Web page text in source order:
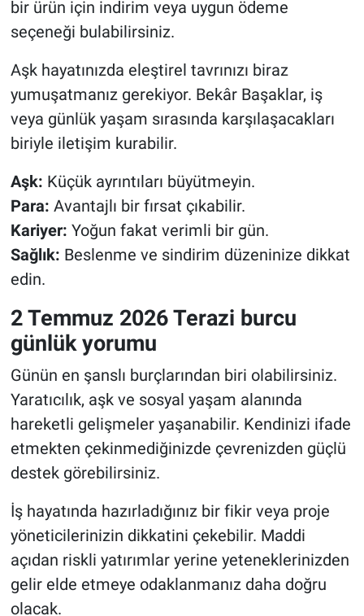
bir ürün için indirim veya uygun ödeme
seçeneği bulabilirsiniz.
Aşk hayatınızda eleştirel tavrınızı biraz
yumuşatmanız gerekiyor. Bekâr Başaklar, iş
veya günlük yaşam sırasında karşılaşacakları
biriyle iletişim kurabilir.
Aşk: Küçük ayrıntıları büyütmeyin.
Para: Avantajlı bir fırsat çıkabilir.
Kariyer: Yoğun fakat verimli bir gün.
Sağlık: Beslenme ve sindirim düzeninize dikkat
edin.
2 Temmuz 2026 Terazi burcu
günlük yorumu
Günün en şanslı burçlarından biri olabilirsiniz.
Yaratıcılık, aşk ve sosyal yaşam alanında
hareketli gelişmeler yaşanabilir. Kendinizi ifade
etmekten çekinmediğinizde çevrenizden güçlü
destek görebilirsiniz.
İş hayatında hazırladığınız bir fikir veya proje
yöneticilerinizin dikkatini çekebilir. Maddi
açıdan riskli yatırımlar yerine yeteneklerinizden
gelir elde etmeye odaklanmanız daha doğru
olacak.